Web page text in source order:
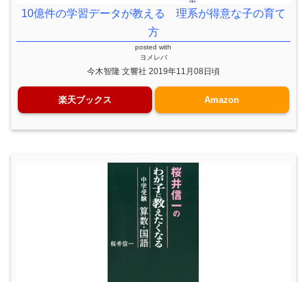
10億件の学習データが教える 理系が得意な子の育て
方
posted with
ヨメレバ
今木智隆 文響社 2019年11月08日頃
楽天ブックス Amazon